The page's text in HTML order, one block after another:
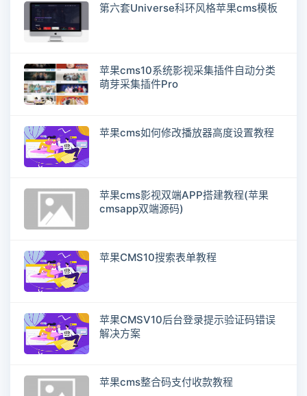
第六套Universe科环风格苹果cms模板
苹果cms10系统影视采集插件自动分类
萌芽采集插件Pro
苹果cms如何修改播放器高度设置教程
苹果cms影视双端APP搭建教程(苹果
cmsapp双端源码)
苹果CMS10搜索表单教程
苹果CMSV10后台登录提示验证码错误
解决方案
苹果cms整合码支付收款教程